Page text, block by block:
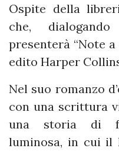
Ospite della
che,
presenterà “Note
edito Harper
Nel suo romanzo
con una scrittura
una storia di
luminosa, in cui